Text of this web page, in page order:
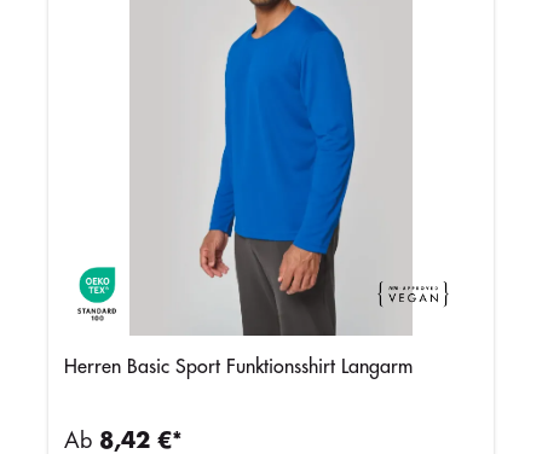
Herren Basic Sport Funktionsshirt Langarm
Ab 8,42 €*